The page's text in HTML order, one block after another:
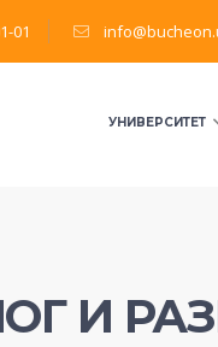
01
УНИВЕРСИТЕТ
И